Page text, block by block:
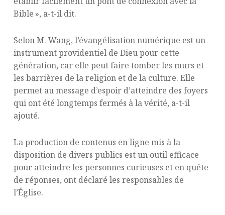
Bible », a-t-il dit.
Selon M. Wang, l’évangélisation numérique est un
instrument providentiel de Dieu pour cette
génération, car elle peut faire tomber les murs et
les barrières de la religion et de la culture. Elle
permet au message d’espoir d’atteindre des foyers
qui ont été longtemps fermés à la vérité, a-t-il
ajouté.
La production de contenus en ligne mis à la
disposition de divers publics est un outil efficace
pour atteindre les personnes curieuses et en quête
de réponses, ont déclaré les responsables de
l’Église.